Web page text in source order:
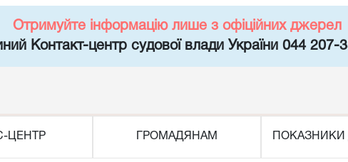
Отримуйте інформацію лише з офіційних джерел
Контакт-центр судової влади України 044 207-
ЦЕНТР ГРОМАДЯНАМ ПОКАЗНИКИ